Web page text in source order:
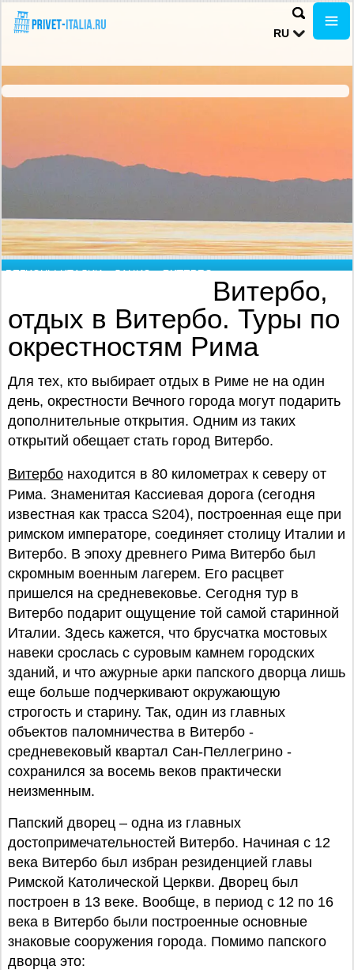
RU
РЕГИОНЫ ИТАЛИИ»ЛАЦИО»ВИТЕРБО
Витербо,
отдых в Витербо. Туры по
окрестностям Рима
Для тех, кто выбирает отдых в Риме не на один
день, окрестности Вечного города могут подарить
дополнительные открытия. Одним из таких
открытий обещает стать город Витербо.
Витербо находится в 80 километрах к северу от
Рима. Знаменитая Кассиевая дорога (сегодня
известная как трасса S204), построенная еще при
римском императоре, соединяет столицу Италии и
Витербо. В эпоху древнего Рима Витербо был
скромным военным лагерем. Его расцвет
пришелся на средневековье. Сегодня тур в
Витербо подарит ощущение той самой старинной
Италии. Здесь кажется, что брусчатка мостовых
навеки срослась с суровым камнем городских
зданий, и что ажурные арки папского дворца лишь
еще больше подчеркивают окружающую
строгость и старину. Так, один из главных
объектов паломничества в Витербо -
средневековый квартал Сан-Пеллегрино -
сохранился за восемь веков практически
неизменным.
Папский дворец – одна из главных
достопримечательностей Витербо. Начиная с 12
века Витербо был избран резиденцией главы
Римской Католической Церкви. Дворец был
построен в 13 веке. Вообще, в период с 12 по 16
века в Витербо были построенные основные
знаковые сооружения города. Помимо папского
дворца это: